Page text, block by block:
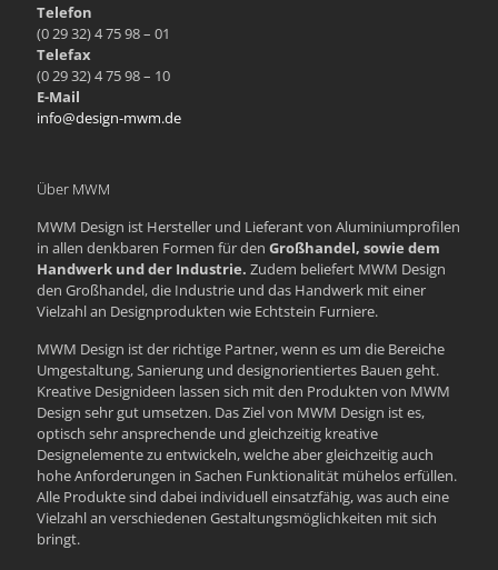
Telefon
(0 29 32) 4 75 98 – 01
Telefax
(0 29 32) 4 75 98 – 10
E-Mail
info@design-mwm.de
Über MWM
MWM Design ist Hersteller und Lieferant von Aluminiumprofilen
in allen denkbaren Formen für den Großhandel, sowie dem
Handwerk und der Industrie. Zudem beliefert MWM Design
den Großhandel, die Industrie und das Handwerk mit einer
Vielzahl an Designprodukten wie Echtstein Furniere.
MWM Design ist der richtige Partner, wenn es um die Bereiche
Umgestaltung, Sanierung und designorientiertes Bauen geht.
Kreative Designideen lassen sich mit den Produkten von MWM
Design sehr gut umsetzen. Das Ziel von MWM Design ist es,
optisch sehr ansprechende und gleichzeitig kreative
Designelemente zu entwickeln, welche aber gleichzeitig auch
hohe Anforderungen in Sachen Funktionalität mühelos erfüllen.
Alle Produkte sind dabei individuell einsatzfähig, was auch eine
Vielzahl an verschiedenen Gestaltungsmöglichkeiten mit sich
bringt.